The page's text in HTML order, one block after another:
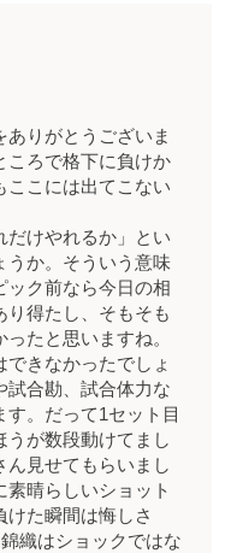
ありがとうございま
ころで格下に負けか
ここには出てこない
だけやれるか」とい
うか。そういう意味
ック前なら今日の相
り得たし、そもそも
たと思いますね。
きなかったでしょ
試合勘、試合体力な
。だって1セット目
うが数段動けてまし
ん見せてもらいまし
晴らしいショット
けた瞬間は悔しさ
織はショックではな